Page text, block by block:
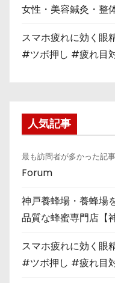
女性・美容鍼灸・整
スマホ疲れに効く眼
#ツボ押し #疲れ目
人気記事
最も訪問者が多かった記
Forum
神戸養蜂場・養蜂場
品質な蜂蜜専門店【
スマホ疲れに効く眼
#ツボ押し #疲れ目